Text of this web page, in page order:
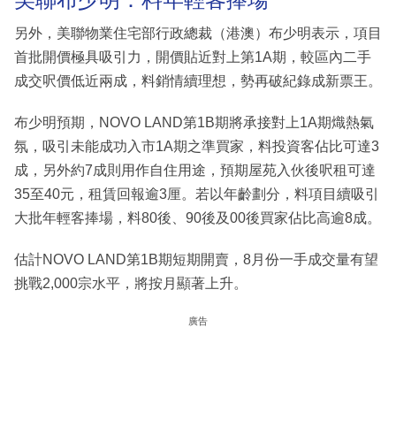
另外，美聯物業住宅部行政總裁（港澳）布少明表示，項目
首批開價極具吸引力，開價貼近對上第1A期，較區內二手
成交呎價低近兩成，料銷情續理想，勢再破紀錄成新票王。
布少明預期，NOVO LAND第1B期將承接對上1A期熾熱氣
氛，吸引未能成功入市1A期之準買家，料投資客佔比可達3
成，另外約7成則用作自住用途，預期屋苑入伙後呎租可達
35至40元，租賃回報逾3厘。若以年齡劃分，料項目續吸引
大批年輕客捧場，料80後、90後及00後買家佔比高逾8成。
估計NOVO LAND第1B期短期開賣，8月份一手成交量有望
挑戰2,000宗水平，將按月顯著上升。
廣告